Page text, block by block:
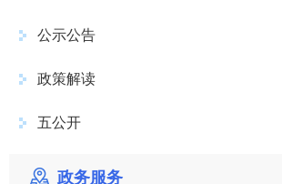
公示公告
政策解读
五公开
政务服务